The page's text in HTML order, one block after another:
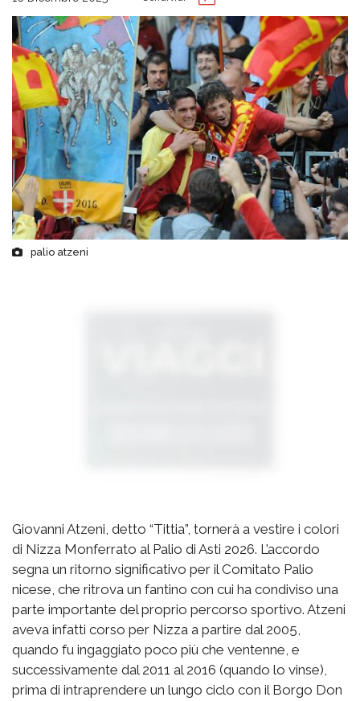
palio atzeni
Giovanni Atzeni, detto “Tittia”, tornerà a vestire i colori
di Nizza Monferrato al Palio di Asti 2026. L’accordo
segna un ritorno significativo per il Comitato Palio
nicese, che ritrova un fantino con cui ha condiviso una
parte importante del proprio percorso sportivo. Atzeni
aveva infatti corso per Nizza a partire dal 2005,
quando fu ingaggiato poco più che ventenne, e
successivamente dal 2011 al 2016 (quando lo vinse),
prima di intraprendere un lungo ciclo con il Borgo Don